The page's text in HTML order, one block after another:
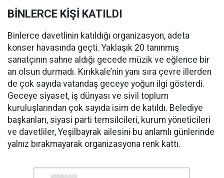
BİNLERCE KİŞİ KATILDI
Binlerce davetlinin katıldığı organizasyon, adeta
konser havasında geçti. Yaklaşık 20 tanınmış
sanatçının sahne aldığı gecede müzik ve eğlence bir
an olsun durmadı. Kırıkkale’nin yanı sıra çevre illerden
de çok sayıda vatandaş geceye yoğun ilgi gösterdi.
Geceye siyaset, iş dünyası ve sivil toplum
kuruluşlarından çok sayıda isim de katıldı. Belediye
başkanları, siyasi parti temsilcileri, kurum yöneticileri
ve davetliler, Yeşilbayrak ailesini bu anlamlı günlerinde
yalnız bırakmayarak organizasyona renk kattı.